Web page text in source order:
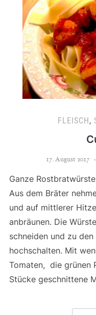
FLEISCH,
17. August 2017
Ganze
Aus dem Bräter
und auf mittlerer
anbräunen. Die
schneiden und zu
hochschalten. Mit
Tomaten, die grünen
Stücke geschnittene